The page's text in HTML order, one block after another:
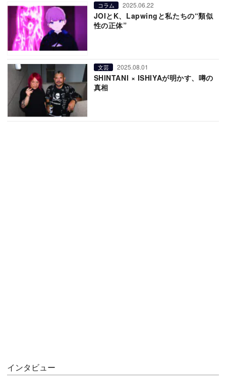
コラム 2025.06.22
JOIとK、Lapwingと私たちの“類似
性の正体”
文芸 2025.08.01
SHINTANI × ISHIYAが明かす、噂の
真相
インタビュー